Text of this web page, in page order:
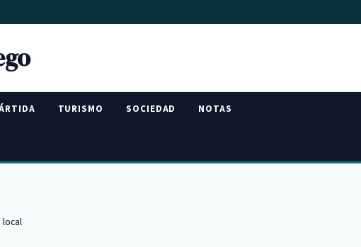
TURISMO SOCIEDAD NOTAS
local